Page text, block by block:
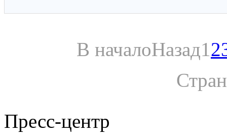
В началоНазад12
Пресс-центр